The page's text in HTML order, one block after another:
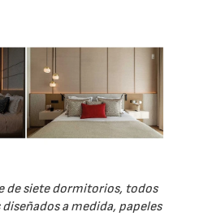
de siete dormitorios, todos
a medida, papeles